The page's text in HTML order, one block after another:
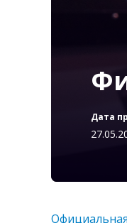
Дата